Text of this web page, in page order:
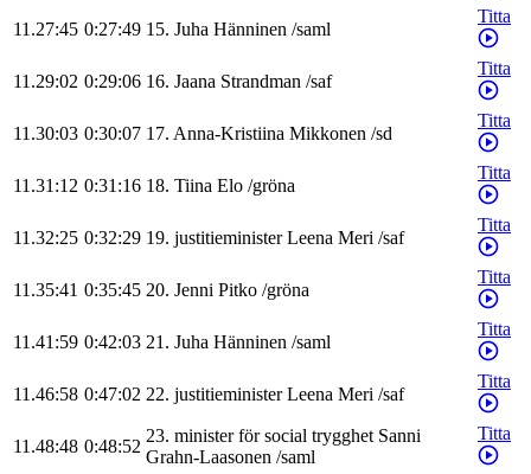
11.27:45 0:27:49 15. Juha Hänninen /saml
Titta
11.29:02 0:29:06 16. Jaana Strandman /saf
Titta
11.30:03 0:30:07 17. Anna-Kristiina Mikkonen /sd
Titta
11.31:12 0:31:16 18. Tiina Elo /gröna
Titta
11.32:25 0:32:29 19. justitieminister Leena Meri /saf
Titta
11.35:41 0:35:45 20. Jenni Pitko /gröna
Titta
11.41:59 0:42:03 21. Juha Hänninen /saml
Titta
11.46:58 0:47:02 22. justitieminister Leena Meri /saf
Titta
11.48:48 0:48:52
23. minister för social trygghet Sanni
Grahn-Laasonen /saml
Titta